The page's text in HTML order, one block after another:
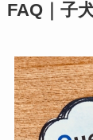
FAQ｜子